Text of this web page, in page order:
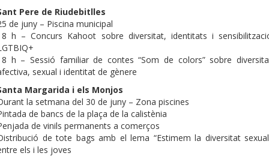
Pere de Riudebitlles
de juny – Piscina municipal
h – Concurs Kahoot sobre diversitat, identitats i
h – Sessió familiar de contes “Som de colors” sobre
sexual i identitat de gènere
Margarida i els Monjos
la setmana del 30 de juny – Zona piscines
de bancs de la plaça de la calistènia
de vinils permanents a comerços
de tote bags amb el lema “Estimem la diversitat
els i les joves